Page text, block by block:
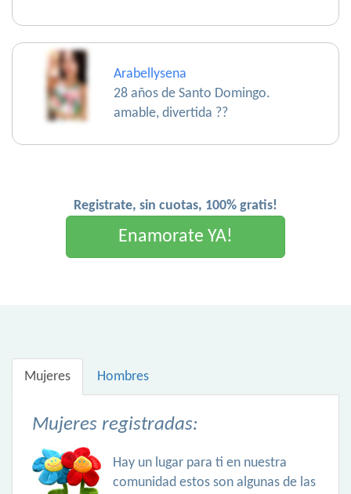
Arabellysena
28 años de Santo Domingo.
amable, divertida ??
Registrate, sin cuotas, 100% gratis!
Enamorate YA!
Mujeres Hombres
Mujeres registradas:
Hay un lugar para ti en nuestra
comunidad estos son algunas de las